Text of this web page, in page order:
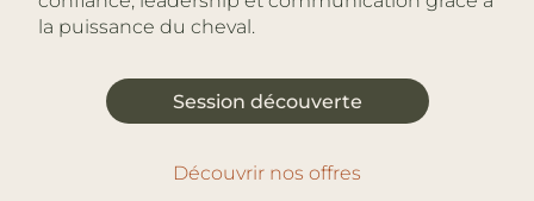
la puissance du cheval.
Session découverte
Découvrir nos offres